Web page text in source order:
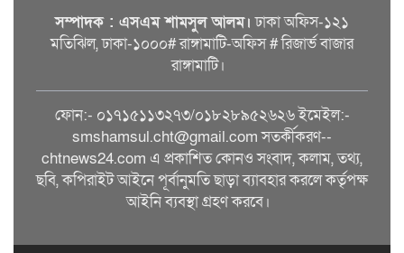
সম্পাদক : এসএম শামসুল আলম। ঢাকা অফিস-১২১
মতিঝিল, ঢাকা-১০০০# রাঙ্গামাটি-অফিস # রিজার্ভ বাজার
রাঙ্গামাটি।
ফোন:- ০১৭১৫১১৩২৭৩/০১৮২৮৯৫২৬২৬ ইমেইল:-
smshamsul.cht@gmail.com সতর্কীকরণ--
chtnews24.com এ প্রকাশিত কোনও সংবাদ, কলাম, তথ্য,
ছবি, কপিরাইট আইনে পূর্বানুমতি ছাড়া ব্যাবহার করলে কর্তৃপক্ষ
আইনি ব্যবস্থা গ্রহণ করবে।